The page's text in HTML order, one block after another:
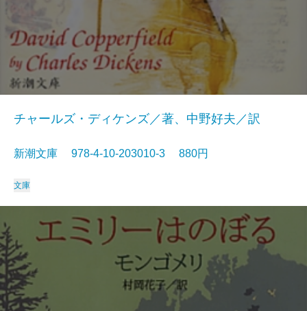
チャールズ・ディケンズ／著、中野好夫／訳
新潮文庫 978-4-10-203010-3 880円
文庫